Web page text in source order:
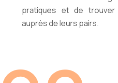
pratiques et de
auprès de leurs pairs.